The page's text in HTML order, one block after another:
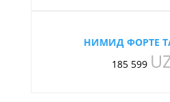
НИМИД ФОРТЕ
185 599